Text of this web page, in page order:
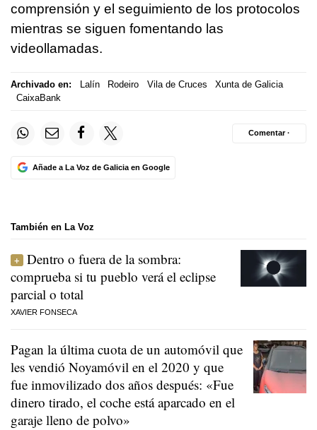
comprensión y el seguimiento de los protocolos
mientras se siguen fomentando las
videollamadas.
Archivado en: Lalín Rodeiro Vila de Cruces
Xunta de Galicia
CaixaBank
Añade a La Voz de Galicia en Google
Comentar ·
También en La Voz
Dentro o fuera de la sombra:
comprueba si tu pueblo verá el eclipse
parcial o total
XAVIER FONSECA
Pagan la última cuota de un automóvil que
les vendió Noyamóvil en el 2020 y que
fue inmovilizado dos años después: «Fue
dinero tirado, el coche está aparcado en el
garaje lleno de polvo»